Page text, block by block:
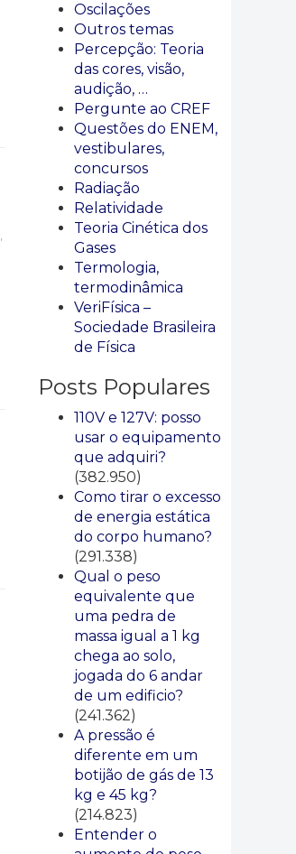
,
Oscilações
Outros temas
Percepção: Teoria
das cores, visão,
audição, …
Pergunte ao CREF
Questões do ENEM,
vestibulares,
concursos
Radiação
Relatividade
Teoria Cinética dos
Gases
Termologia,
termodinâmica
VeriFísica –
Sociedade Brasileira
de Física
Posts Populares
110V e 127V: posso
usar o equipamento
que adquiri?
(382.950)
Como tirar o excesso
de energia estática
do corpo humano?
(291.338)
Qual o peso
equivalente que
uma pedra de
massa igual a 1 kg
chega ao solo,
jogada do 6 andar
de um edificio?
(241.362)
A pressão é
diferente em um
botijão de gás de 13
kg e 45 kg?
(214.823)
Entender o